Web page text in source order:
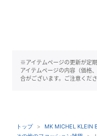
※アイテムページの更新が定
アイテムページの内容（価格
合がございます。ご注意くださ
トップ MK MICHEL KLEIN